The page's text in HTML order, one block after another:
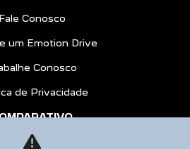
Fale Conosco
um Emotion Drive
Conosco
de Privacidade
UM TEST DRIVE